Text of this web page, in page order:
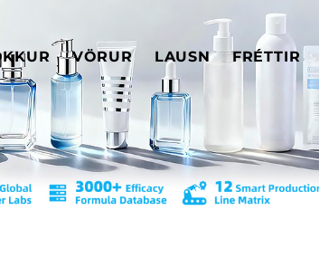
VÖRUR LAUSN FRÉTTIR